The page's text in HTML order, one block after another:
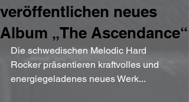
veröffentlichen neues
Album „The Ascendance“
Die schwedischen Melodic Hard
Rocker präsentieren kraftvolles und
energiegeladenes neues Werk...